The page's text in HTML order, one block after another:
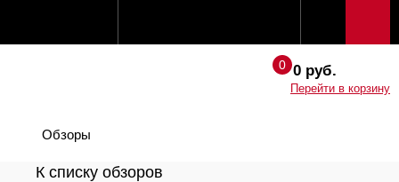
0 руб.
Перейти в корзину
Обзоры
К списку обзоров